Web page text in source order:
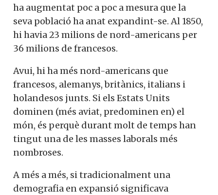
ha augmentat poc a poc a mesura que la
seva població ha anat expandint-se. Al 1850,
hi havia 23 milions de nord-americans per
36 milions de francesos.
Avui, hi ha més nord-americans que
francesos, alemanys, britànics, italians i
holandesos junts. Si els Estats Units
dominen (més aviat, predominen en) el
món, és perquè durant molt de temps han
tingut una de les masses laborals més
nombroses.
A més a més, si tradicionalment una
demografia en expansió significava